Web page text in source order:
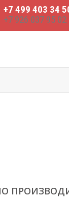
+7 499 403 34
+7 926 037 95 02